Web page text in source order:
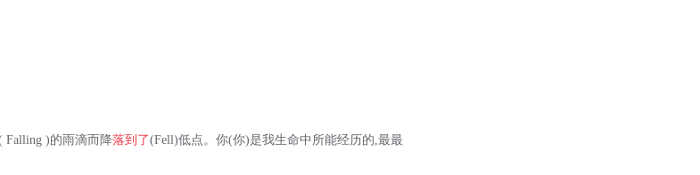
Falling )的雨滴而降落到了(Fell)低点。你(你)是我生命中所能经历的,最最